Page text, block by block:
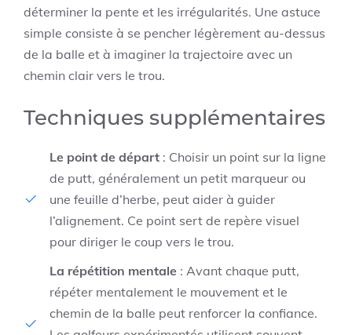
déterminer la pente et les irrégularités. Une astuce
simple consiste à se pencher légèrement au-dessus
de la balle et à imaginer la trajectoire avec un
chemin clair vers le trou.
Techniques supplémentaires
Le point de départ : Choisir un point sur la ligne
de putt, généralement un petit marqueur ou
une feuille d’herbe, peut aider à guider
l’alignement. Ce point sert de repère visuel
pour diriger le coup vers le trou.
La répétition mentale : Avant chaque putt,
répéter mentalement le mouvement et le
chemin de la balle peut renforcer la confiance.